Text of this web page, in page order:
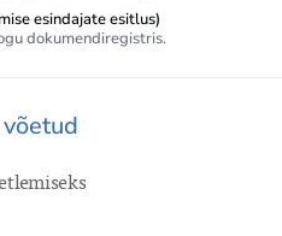
esindajate esitlus)
dokumendiregistris.